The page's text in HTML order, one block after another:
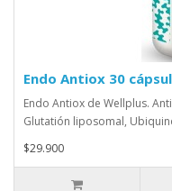
Endo Antiox 30
Endo Antiox de Wellplus.
Glutatión liposomal,
$29.900